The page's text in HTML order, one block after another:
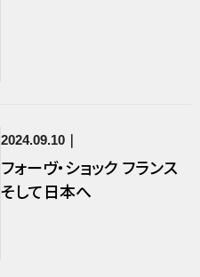
2024.09.10
フォーヴ・ショック フランス
そして日本へ